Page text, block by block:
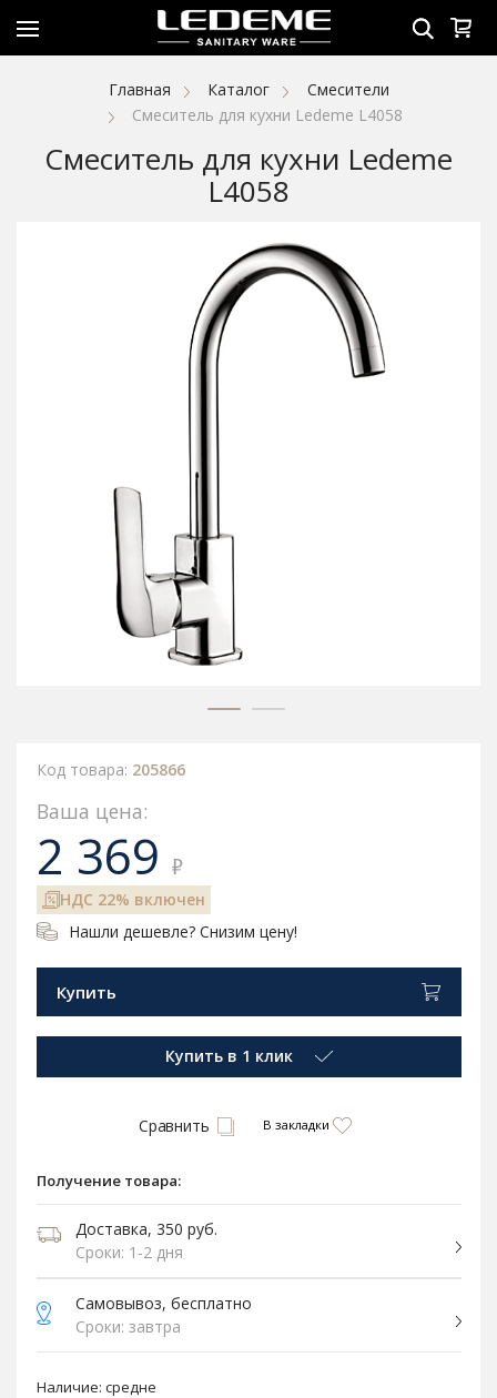
Главная Каталог
Смесители
Смеситель для кухни Ledeme L4058
Смеситель для кухни Ledeme
L4058
Код товара: 205866
Ваша цена:
2 369 ₽
НДС 22% включен
Нашли дешевле? Снизим цену!
Купить
Купить в 1 клик
Сравнить В закладки
Получение товара:
Доставка, 350 руб.
Сроки: 1-2 дня
Самовывоз, бесплатно
Сроки: завтра
Наличие: средне